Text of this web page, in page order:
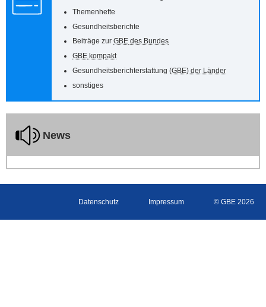
Themenhefte
Gesundheitsberichte
Beiträge zur GBE des Bundes
GBE kompakt
Gesundheitsberichterstattung (GBE) der Länder
sonstiges
News
Datenschutz Impressum © GBE 2026